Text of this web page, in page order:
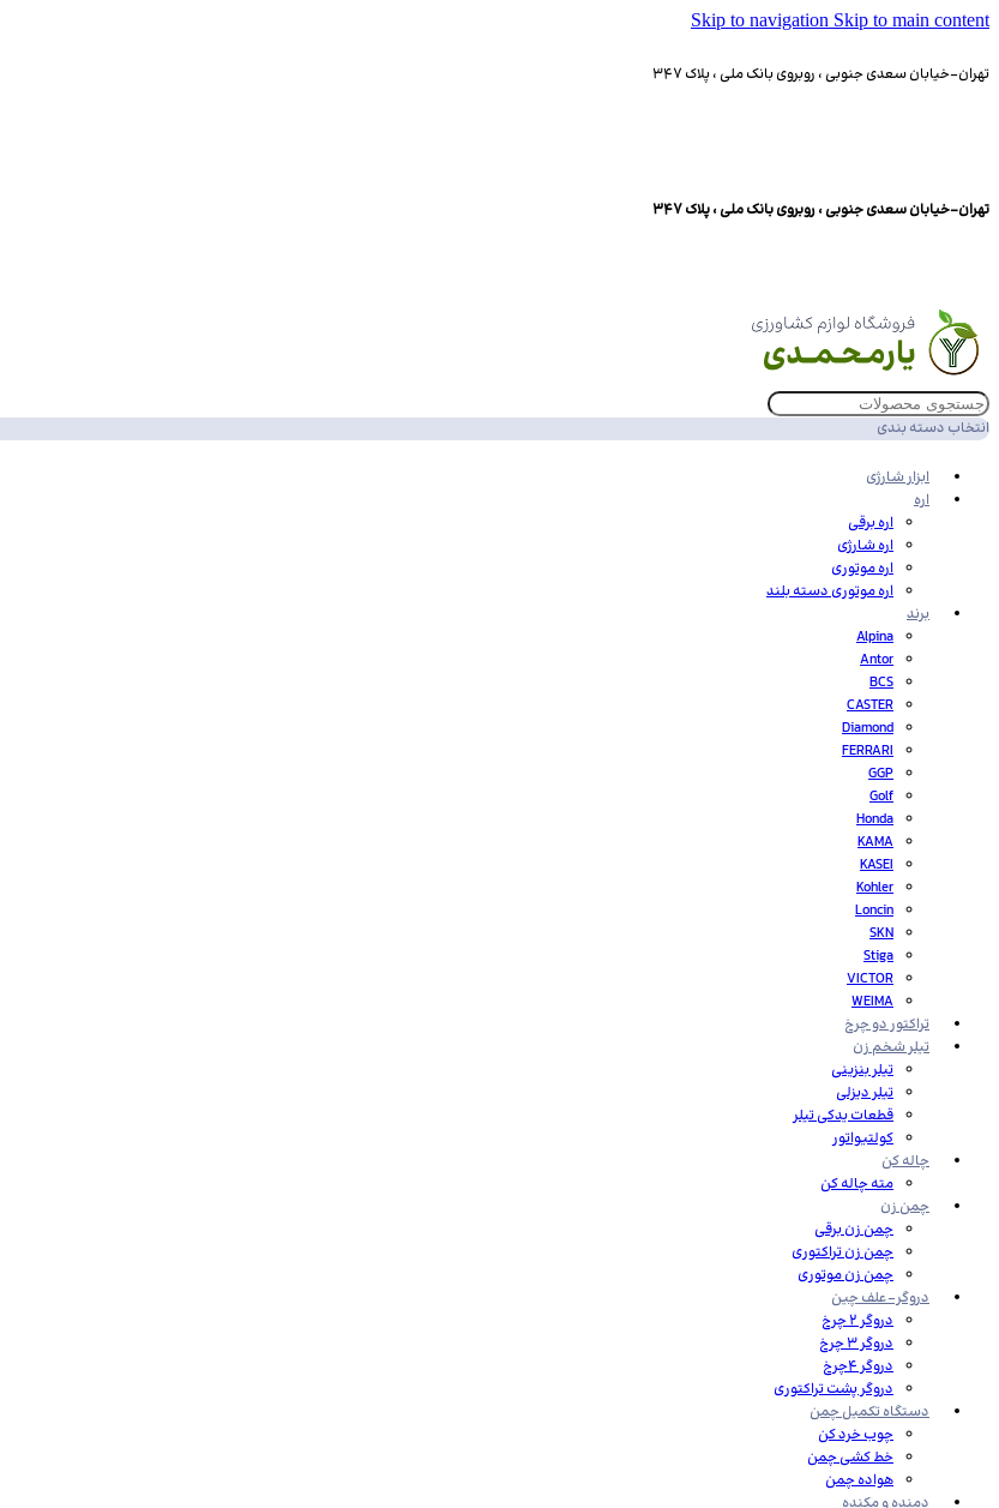
Skip to navigation Skip to main content
تهران-خیابان سعدی جنوبی ، روبروی بانک ملی ، پلاک 347
تهران-خیابان سعدی جنوبی ، روبروی بانک ملی ، پلاک 347
انتخاب دسته بندی
ابزار شارژی
اره
اره برقی
اره شارژی
اره موتوری
اره موتوری دسته بلند
برند
Alpina
Antor
BCS
CASTER
Diamond
FERRARI
GGP
Golf
Honda
KAMA
KASEI
Kohler
Loncin
SKN
Stiga
VICTOR
WEIMA
تراکتور دو چرخ
تیلر شخم زن
تیلر بنزینی
تیلر دیزلی
قطعات یدکی تیلر
کولتیواتور
چاله کن
مته چاله کن
چمن زن
چمن زن برقی
چمن زن تراکتوری
چمن زن موتوری
دروگر-علف چین
دروگر 2 چرخ
دروگر 3 چرخ
دروگر 4چرخ
دروگر پشت تراکتوری
دستگاه تکمیل چمن
چوب خرد کن
خط کشی چمن
هواده چمن